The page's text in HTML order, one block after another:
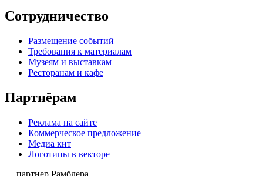
Сотрудничество
Размещение событий
Требования к материалам
Музеям и выставкам
Ресторанам и кафе
Партнёрам
Реклама на сайте
Коммерческое предложение
Медиа кит
Логотипы в векторе
— партнер Рамблера